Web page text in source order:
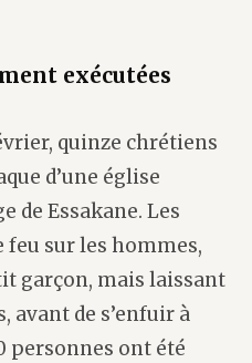
exécutées
quinze chrétiens
d’une église
de Essakane. Les
sur les hommes,
garçon, mais laissant
avant de s’enfuir à
personnes ont été